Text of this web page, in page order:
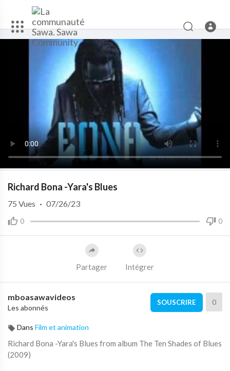
Richard Bona -Yara's Blues
0 0
75 Vues · 07/26/23
Partager Intégrer
mboasawavideos
Les abonnés
SOUSCRIRE 0
Dans Film et animation
Richard Bona -Yara's Blues from album The Ten Shades of Blues
(2009)